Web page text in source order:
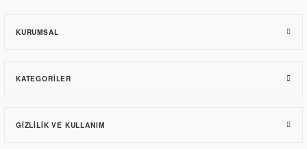
KURUMSAL
KATEGORILER
GIZLILIK VE KULLANIM